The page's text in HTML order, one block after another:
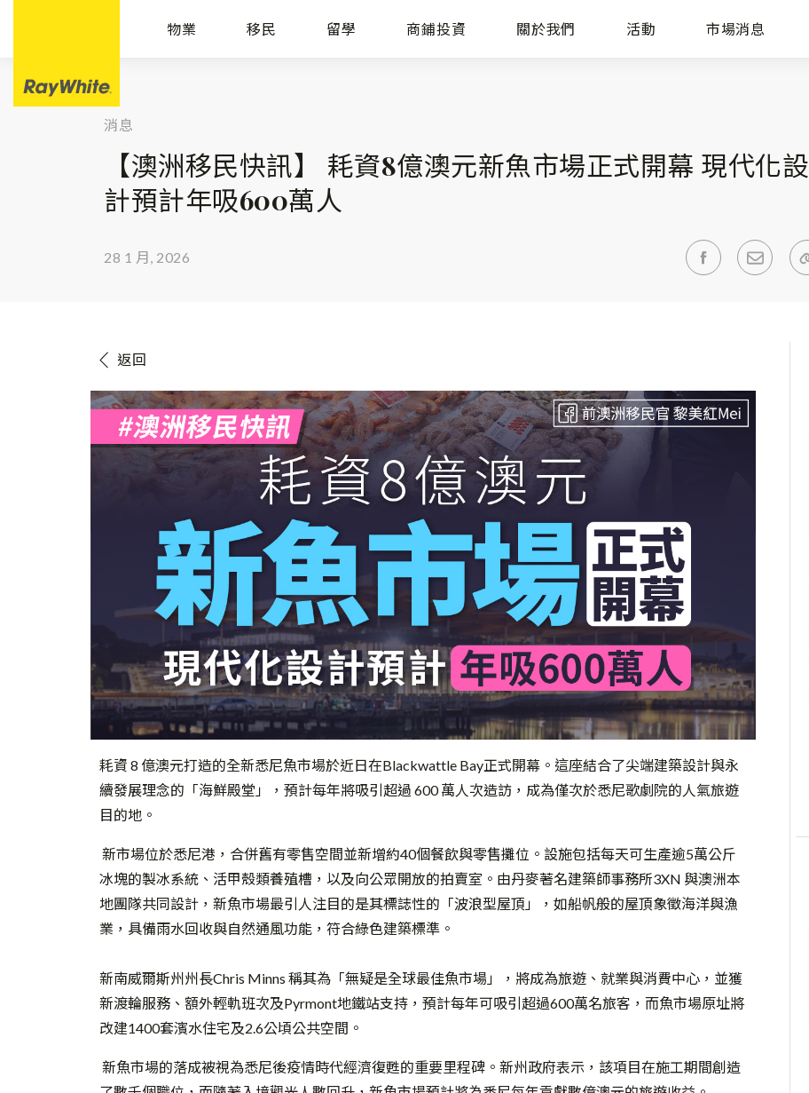
物業 移民 留學 商鋪投資 關於我們 活動 市場消息
消息
【澳洲移民快訊】 耗資8億澳元新魚市場正式開幕 現代化設
計預計年吸600萬人
28 1 月, 2026
返回
耗資 8 億澳元打造的全新悉尼魚市場於近日在Blackwattle Bay正式開幕。這座結合了尖端建築設計與永
續發展理念的「海鮮殿堂」，預計每年將吸引超過 600 萬人次造訪，成為僅次於悉尼歌劇院的人氣旅遊
目的地。
新市場位於悉尼港，合併舊有零售空間並新增約40個餐飲與零售攤位。設施包括每天可生產逾5萬公斤
冰塊的製冰系統、活甲殼類養殖槽，以及向公眾開放的拍賣室。由丹麥著名建築師事務所3XN 與澳洲本
地團隊共同設計，新魚市場最引人注目的是其標誌性的「波浪型屋頂」，如船帆般的屋頂象徵海洋與漁
業，具備雨水回收與自然通風功能，符合綠色建築標準。
新南威爾斯州州長Chris Minns 稱其為「無疑是全球最佳魚市場」，將成為旅遊、就業與消費中心，並獲
新渡輪服務、額外輕軌班次及Pyrmont地鐵站支持，預計每年可吸引超過600萬名旅客，而魚市場原址將
改建1400套濱水住宅及2.6公頃公共空間。
新魚市場的落成被視為悉尼後疫情時代經濟復甦的重要里程碑。新州政府表示，該項目在施工期間創造